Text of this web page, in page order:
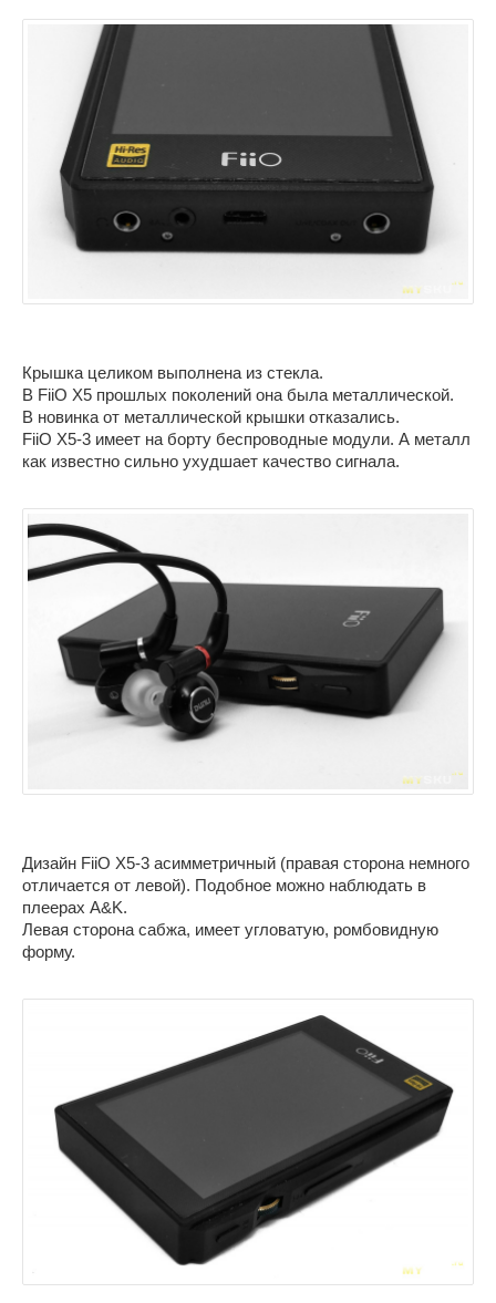
Крышка целиком выполнена из стекла.
В FiiO X5 прошлых поколений она была металлической.
В новинка от металлической крышки отказались.
FiiO X5-3 имеет на борту беспроводные модули. А металл
как известно сильно ухудшает качество сигнала.
Дизайн FiiO X5-3 асимметричный (правая сторона немного
отличается от левой). Подобное можно наблюдать в
плеерах A&K.
Левая сторона сабжа, имеет угловатую, ромбовидную
форму.